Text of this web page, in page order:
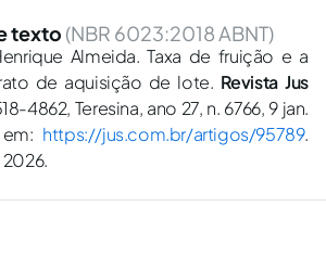
texto (NBR 6023:2018 ABNT)
Almeida. Taxa de fruição e a
de aquisição de lote. Revista Jus
4862, Teresina, ano 27, n. 6766, 9 jan.
https://jus.com.br/artigos/95789.